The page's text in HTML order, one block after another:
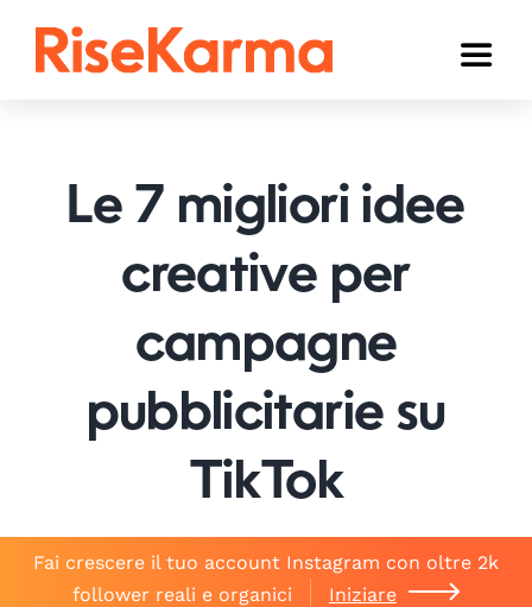
Toggle
TikTok
YouTube
Twitter (𝕏)
Altri
Le 7 migliori idee
creative per
campagne
pubblicitarie su
TikTok
Fai crescere il tuo account Instagram con oltre 2k
follower reali e organici
Iniziare